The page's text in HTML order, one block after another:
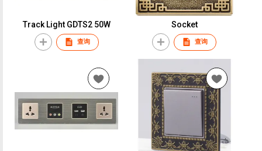
Track Light GDTS2 50W
查询
Socket
查询